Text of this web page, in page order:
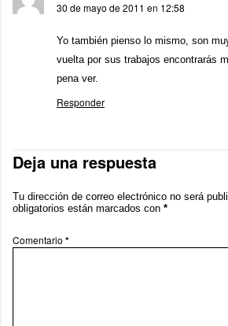
30 de mayo de 2011 en 12:58
Yo también pienso lo mismo, son
vuelta por sus trabajos encontrarás
pena ver.
Responder
Deja una respuesta
Tu dirección de correo electrónico no será
obligatorios están marcados con *
Comentario *